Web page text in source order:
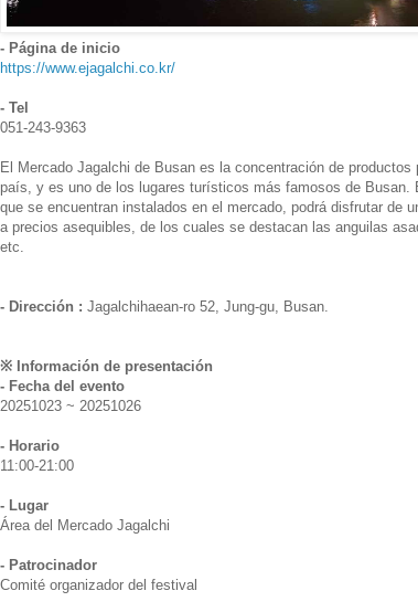
- Página de inicio
https://www.ejagalchi.co.kr/
- Tel
051-243-9363
El Mercado Jagalchi de Busan es la concentración de productos
país, y es uno de los lugares turísticos más famosos de Busan.
que se encuentran instalados en el mercado, podrá disfrutar de
a precios asequibles, de los cuales se destacan las anguilas
etc.
- Dirección : Jagalchihaean-ro 52, Jung-gu, Busan.
※ Información de presentación
- Fecha del evento
20251023 ~ 20251026
- Horario
11:00-21:00
- Lugar
Área del Mercado Jagalchi
- Patrocinador
Comité organizador del festival